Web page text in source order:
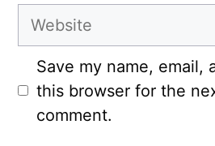
Website
Save my name, email,
this browser for the
comment.